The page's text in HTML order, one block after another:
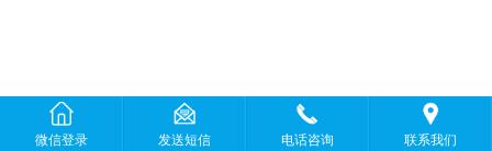
微信登录 发送短信 电话咨询 联系我们